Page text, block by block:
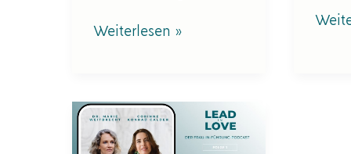
Weiterlesen »
#1:
Neuanfänge
mit